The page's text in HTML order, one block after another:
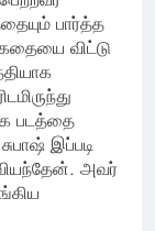
பார்த்த
விட்டு
படத்தை
இப்படி
அவர்